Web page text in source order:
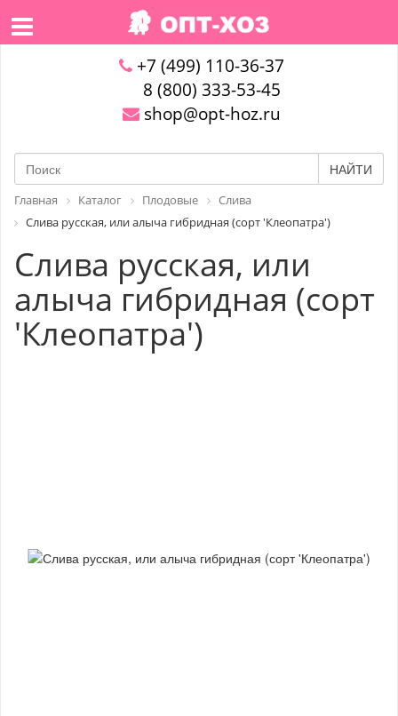
+7 (499) 110-36-37
8 (800) 333-53-45
shop@opt-hoz.ru
НАЙТИ
Главная Каталог Плодовые
Слива
Слива русская, или алыча гибридная (сорт 'Клеопатра')
Слива русская, или
алыча гибридная (сорт
'Клеопатра')